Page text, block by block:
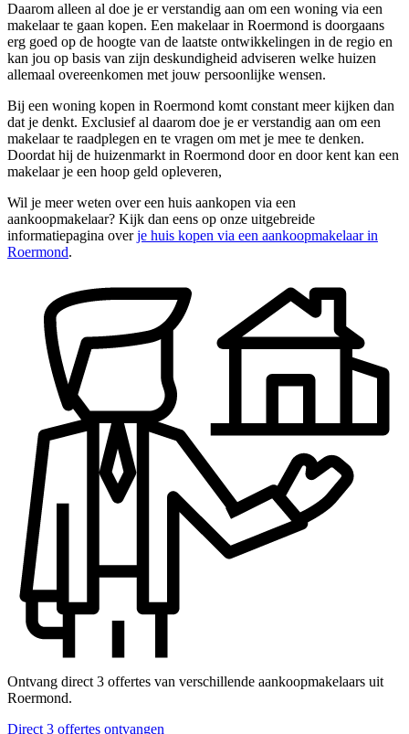
Daarom alleen al doe je er verstandig aan om een woning via een
makelaar te gaan kopen. Een makelaar in Roermond is doorgaans
erg goed op de hoogte van de laatste ontwikkelingen in de regio en
kan jou op basis van zijn deskundigheid adviseren welke huizen
allemaal overeenkomen met jouw persoonlijke wensen.
Bij een woning kopen in Roermond komt constant meer kijken dan
dat je denkt. Exclusief al daarom doe je er verstandig aan om een
makelaar te raadplegen en te vragen om met je mee te denken.
Doordat hij de huizenmarkt in Roermond door en door kent kan een
makelaar je een hoop geld opleveren,
Wil je meer weten over een huis aankopen via een
aankoopmakelaar? Kijk dan eens op onze uitgebreide
informatiepagina overje huis kopen via een aankoopmakelaar in
Roermond.
Ontvang direct 3 offertes van verschillende aankoopmakelaars uit
Roermond.
Direct 3 offertes ontvangen